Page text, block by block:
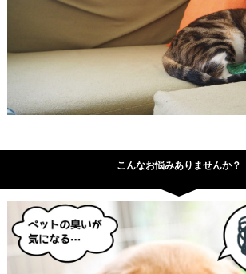
こんなお悩みありませんか？